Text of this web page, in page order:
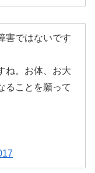
害ではないです
ね。お体、お大
ることを願って